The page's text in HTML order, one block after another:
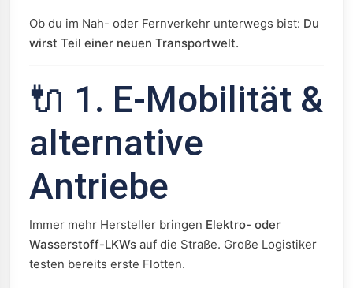
Ob du im Nah- oder Fernverkehr unterwegs bist: Du
wirst Teil einer neuen Transportwelt.
🔌 1. E-Mobilität &
alternative
Antriebe
Immer mehr Hersteller bringen Elektro- oder
Wasserstoff-LKWs auf die Straße. Große Logistiker
testen bereits erste Flotten.